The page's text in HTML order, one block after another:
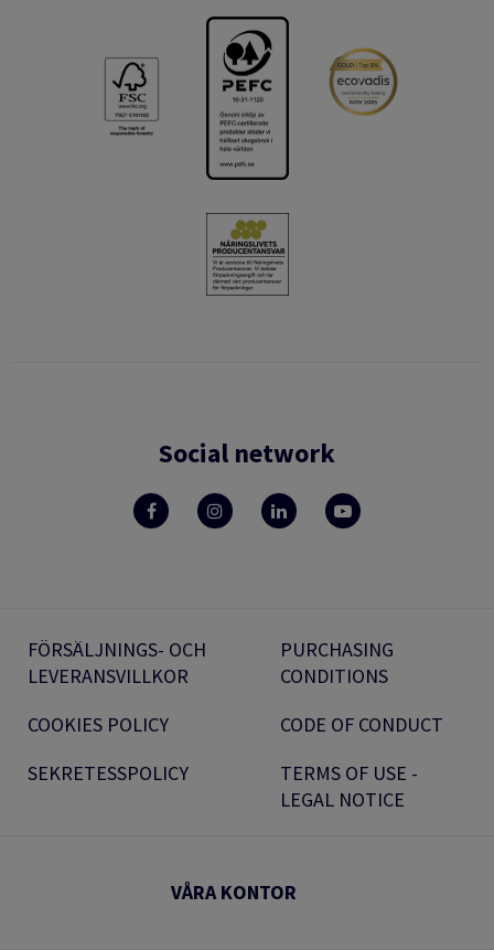
Social network
FÖRSÄLJNINGS- OCH
LEVERANSVILLKOR
COOKIES POLICY
SEKRETESSPOLICY
PURCHASING
CONDITIONS
CODE OF CONDUCT
TERMS OF USE -
LEGAL NOTICE
VÅRA KONTOR